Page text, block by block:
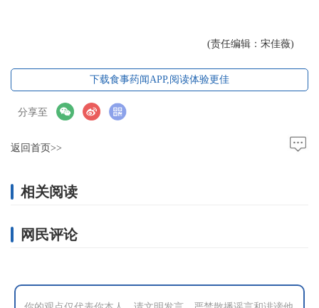
(责任编辑：宋佳薇)
下载食事药闻APP,阅读体验更佳
分享至
返回首页>>
相关阅读
网民评论